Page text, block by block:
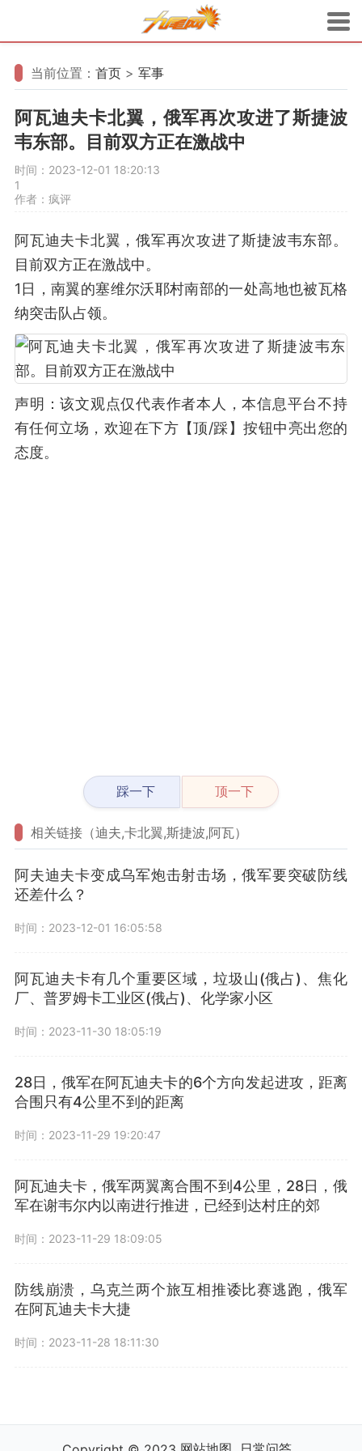
当前位置： 首页 > 军事
阿瓦迪夫卡北翼，俄军再次攻进了斯捷波
韦东部。目前双方正在激战中
时间：2023-12-01 18:20:13
1
作者：疯评
阿瓦迪夫卡北翼，俄军再次攻进了斯捷波韦东部。
目前双方正在激战中。
1日，南翼的塞维尔沃耶村南部的一处高地也被瓦格
纳突击队占领。
声明：该文观点仅代表作者本人，本信息平台不持
有任何立场，欢迎在下方【顶/踩】按钮中亮出您的
态度。
踩一下 顶一下
相关链接（迪夫,卡北翼,斯捷波,阿瓦）
阿夫迪夫卡变成乌军炮击射击场，俄军要突破防线
还差什么？
时间：2023-12-01 16:05:58
阿瓦迪夫卡有几个重要区域，垃圾山(俄占)、焦化
厂、普罗姆卡工业区(俄占)、化学家小区
时间：2023-11-30 18:05:19
28日，俄军在阿瓦迪夫卡的6个方向发起进攻，距离
合围只有4公里不到的距离
时间：2023-11-29 19:20:47
阿瓦迪夫卡，俄军两翼离合围不到4公里，28日，俄
军在谢韦尔内以南进行推进，已经到达村庄的郊
时间：2023-11-29 18:09:05
防线崩溃，乌克兰两个旅互相推诿比赛逃跑，俄军
在阿瓦迪夫卡大捷
时间：2023-11-28 18:11:30